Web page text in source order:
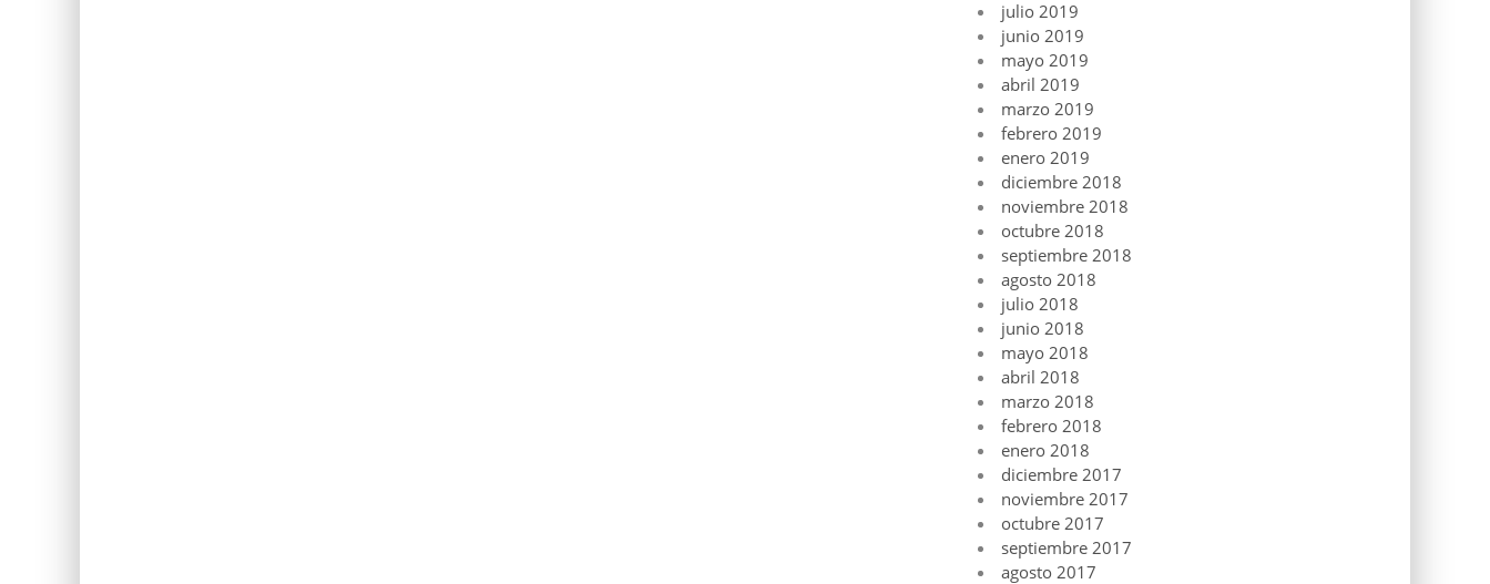
julio 2019
junio 2019
mayo 2019
abril 2019
marzo 2019
febrero 2019
enero 2019
diciembre 2018
noviembre 2018
octubre 2018
septiembre 2018
agosto 2018
julio 2018
junio 2018
mayo 2018
abril 2018
marzo 2018
febrero 2018
enero 2018
diciembre 2017
noviembre 2017
octubre 2017
septiembre 2017
agosto 2017